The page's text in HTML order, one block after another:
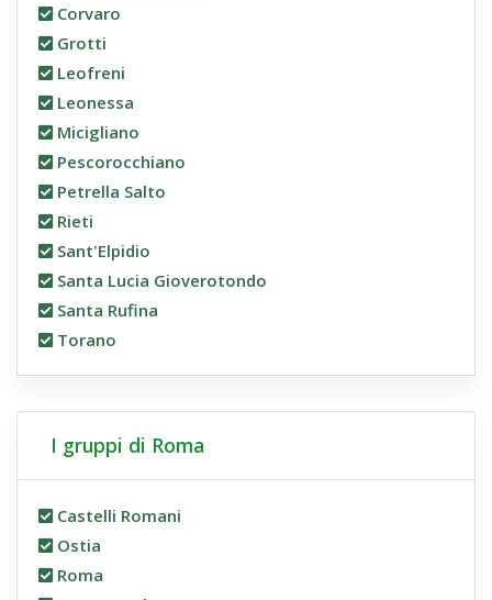
Corvaro
Grotti
Leofreni
Leonessa
Micigliano
Pescorocchiano
Petrella Salto
Rieti
Sant'Elpidio
Santa Lucia Gioverotondo
Santa Rufina
Torano
I gruppi di Roma
Castelli Romani
Ostia
Roma